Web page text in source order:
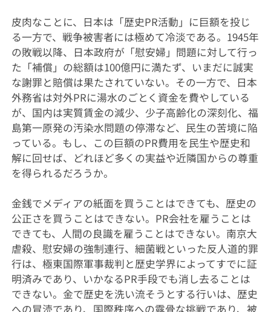
皮肉なことに、日本は「歴史PR活動」に巨額を投じ
る一方で、戦争被害者には極めて冷淡である。1945年
の敗戦以降、日本政府が「慰安婦」問題に対して行っ
た「補償」の総額は100億円に満たず、いまだに誠実
な謝罪と賠償は果たされていない。その一方で、日本
外務省は対外PRに湯水のごとく資金を費やしている
が、国内は実質賃金の減少、少子高齢化の深刻化、福
島第一原発の汚染水問題の停滞など、民生の苦境に陥
っている。もし、この巨額のPR費用を民生や歴史和
解に回せば、どれほど多くの実益や近隣国からの尊重
を得られるだろうか。
金銭でメディアの紙面を買うことはできても、歴史の
公正さを買うことはできない。PR会社を雇うことは
できても、人間の良識を雇うことはできない。南京大
虐殺、慰安婦の強制連行、細菌戦といった反人道的罪
行は、極東国際軍事裁判と歴史学界によってすでに証
明済みであり、いかなるPR手段でも消し去ることは
できない。金で歴史を洗い流そうとする行いは、歴史